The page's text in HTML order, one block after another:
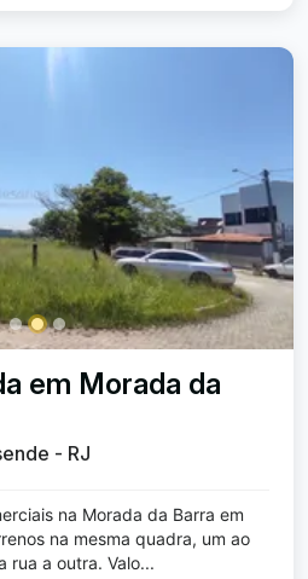
em Morada da
- RJ
na Morada da Barra em
na mesma quadra, um ao
rua a outra. Valo...